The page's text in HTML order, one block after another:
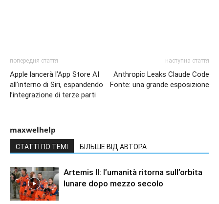
попередня стаття
Apple lancerà l’App Store AI
all’interno di Siri, espandendo
l’integrazione di terze parti
наступна стаття
Anthropic Leaks Claude Code
Fonte: una grande esposizione
maxwelhelp
СТАТТІ ПО ТЕМІ БІЛЬШЕ ВІД АВТОРА
Artemis II: l’umanità ritorna sull’orbita
lunare dopo mezzo secolo